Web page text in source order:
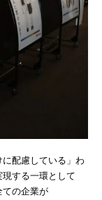
配慮している」わ
する一環として
ての企業が